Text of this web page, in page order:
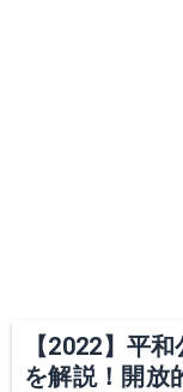
【2022】平
を解説！開放